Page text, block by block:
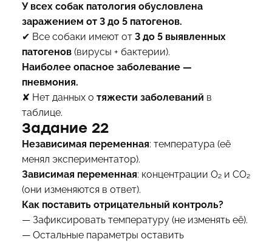
У всех собак патология обусловлена
заражением от 3 до 5 патогенов.
✔ Все собаки имеют от 3 до 5 выявленных
патогенов(вирусы + бактерии).
Наиболее опасное заболевание —
пневмония.
✘ Нет данных о тяжести заболеваний в
таблице.
Задание 22
Независимая переменная: температура (её
менял экспериментатор).
Зависимая переменная: концентрации O₂ и CO₂
(они изменяются в ответ).
Как поставить отрицательный контроль?
— Зафиксировать температуру (не изменять её).
— Остальные параметры оставить